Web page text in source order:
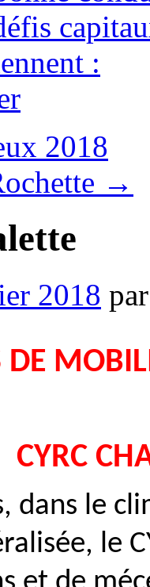
:
2018
→
2018 par
DE
CYRC
dans le
le